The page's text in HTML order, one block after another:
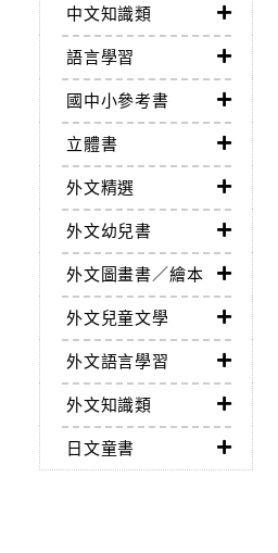
中文知識類
語言學習
國中小參考書
立體書
外文精選
外文幼兒書
外文圖畫書／繪本
外文兒童文學
外文語言學習
外文知識類
日文童書